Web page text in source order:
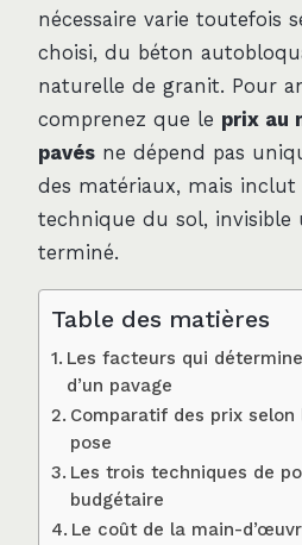
nécessaire varie toutefois
choisi, du béton
naturelle de granit. Pour
comprenez que le prix au
pavés ne dépend pas
des matériaux, mais inclut
technique du sol, invisible
terminé.
Table des matières
Les facteurs qui
d’un pavage
Comparatif des prix
pose
Les trois techniques de
budgétaire
Le coût de la main-